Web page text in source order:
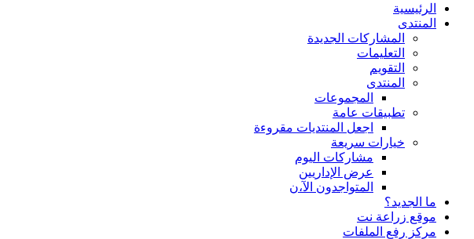
الرئيسية
المنتدى
المشاركات الجديدة
التعليمات
التقويم
المنتدى
المجموعات
تطبيقات عامة
اجعل المنتديات مقروءة
خيارات سريعة
مشاركات اليوم
عرض الإداريين
المتواجدون الآ،ن
ما الجديد؟
موقع زراعة نت
مركز رفع الملفات